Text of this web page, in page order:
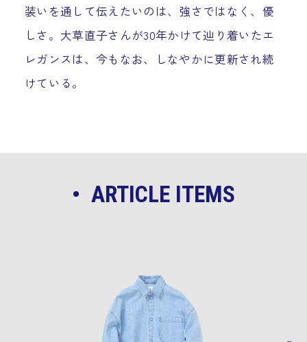
装いを通して伝えたいのは、強さではなく、優
しさ。大草直子さんが30年かけて辿り着いたエ
レガンスは、今もなお、しなやかに更新され続
けている。
• ARTICLE ITEMS